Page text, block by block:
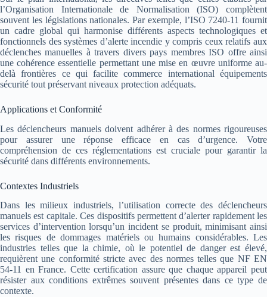
l’Organisation Internationale de Normalisation (ISO) complètent
souvent les législations nationales. Par exemple, l’ISO 7240-11 fournit
un cadre global qui harmonise différents aspects technologiques et
fonctionnels des systèmes d’alerte incendie y compris ceux relatifs aux
déclenches manuelles à travers divers pays membres ISO offre ainsi
une cohérence essentielle permettant une mise en œuvre uniforme au-
delà frontières ce qui facilite commerce international équipements
sécurité tout préservant niveaux protection adéquats.
Applications et Conformité
Les déclencheurs manuels doivent adhérer à des normes rigoureuses
pour assurer une réponse efficace en cas d’urgence. Votre
compréhension de ces réglementations est cruciale pour garantir la
sécurité dans différents environnements.
Contextes Industriels
Dans les milieux industriels, l’utilisation correcte des déclencheurs
manuels est capitale. Ces dispositifs permettent d’alerter rapidement les
services d’intervention lorsqu’un incident se produit, minimisant ainsi
les risques de dommages matériels ou humains considérables. Les
industries telles que la chimie, où le potentiel de danger est élevé,
requièrent une conformité stricte avec des normes telles que NF EN
54-11 en France. Cette certification assure que chaque appareil peut
résister aux conditions extrêmes souvent présentes dans ce type de
contexte.